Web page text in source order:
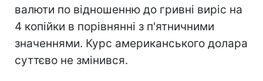
валюти по відношенню до гривні виріс на
4 копійки в порівнянні з п'ятничними
значеннями. Курс американського долара
суттєво не змінився.